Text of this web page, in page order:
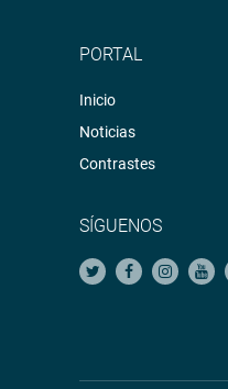
PORTAL
Inicio
Noticias
Contrastes
SÍGUENOS